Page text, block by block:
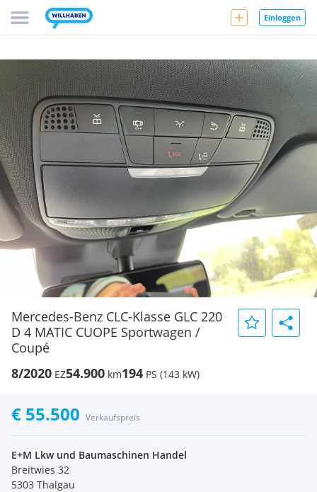
Einloggen
Mercedes-Benz CLC-Klasse GLC 220
D 4 MATIC CUOPE Sportwagen /
Coupé
8/2020 EZ54.900 km194 PS (143 kW)
€ 55.500 Verkaufspreis
E+M Lkw und Baumaschinen Handel
Breitwies 32
5303 Thalgau